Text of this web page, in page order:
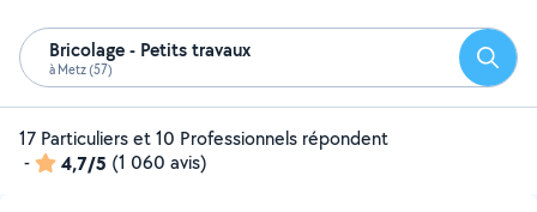
Bricolage - Petits travaux
à Metz (57)
17 Particuliers et 10 Professionnels répondent
-
4,7/5 (1 060 avis)